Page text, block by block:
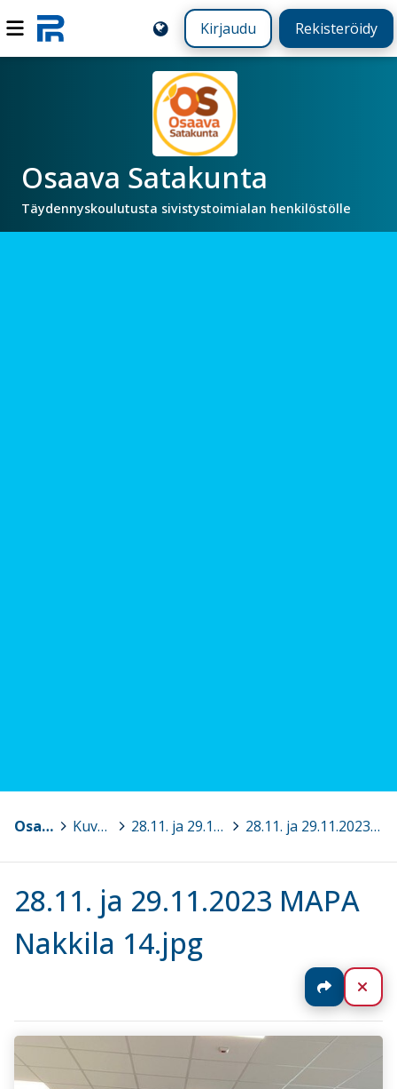
Kirjaudu Rekisteröidy
Osaava Satakunta
Täydennyskoulutusta sivistystoimialan henkilöstölle
Osaava Satakunta Kuvagalleria > 28.11. ja 29.11.2023 Turvalliset toimintamallit MAPA® Perusteet, Nakkila > 28.11. ja 29.11.2023 MAPA Nakkila 14.jpg
28.11. ja 29.11.2023 MAPA
Nakkila 14.jpg
Jaa